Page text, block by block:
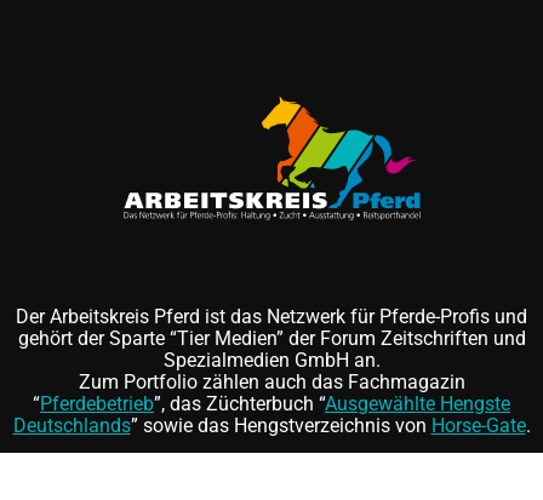
Der Arbeitskreis Pferd ist das Netzwerk für Pferde-Profis und
gehört der Sparte “Tier Medien” der Forum Zeitschriften und
Spezialmedien GmbH an.
Zum Portfolio zählen auch das Fachmagazin
“Pferdebetrieb”, das Züchterbuch “Ausgewählte Hengste
Deutschlands” sowie das Hengstverzeichnis von Horse-Gate.